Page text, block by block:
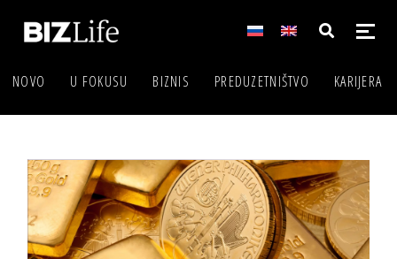
NOVO U FOKUSU BIZNIS PREDUZETNIŠTVO KARIJERA